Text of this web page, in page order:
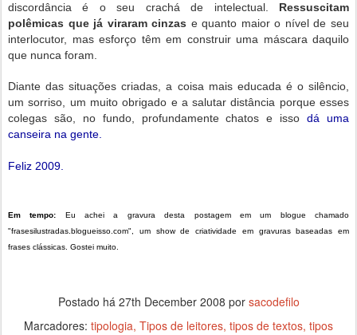
discordância é o seu crachá de intelectual. Ressuscitam
polêmicas que já viraram cinzas e quanto maior o nível de seu
interlocutor, mas esforço têm em construir uma máscara daquilo
que nunca foram.
Diante das situações criadas, a coisa mais educada é o silêncio,
um sorriso, um muito obrigado e a salutar distância porque esses
colegas são, no fundo, profundamente chatos e issodá uma
canseira na gente.
Feliz 2009.
Em tempo: Eu achei a gravura desta postagem em um blogue chamado
"frasesilustradas.blogueisso.com", um show de criatividade em gravuras baseadas em
frases clássicas. Gostei muito.
Postado há 27th December 2008 por sacodefilo
Marcadores: tipologia Tipos de leitores tipos de textos tipos